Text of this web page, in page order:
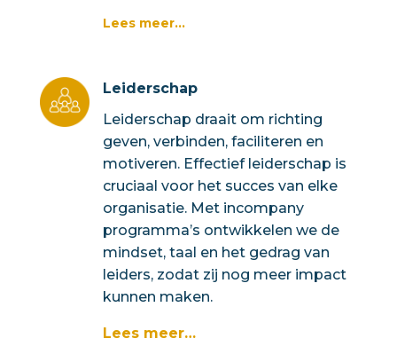
Lees meer…
Leiderschap
Leiderschap draait om richting
geven, verbinden, faciliteren en
motiveren. Effectief leiderschap is
cruciaal voor het succes van elke
organisatie. Met incompany
programma’s ontwikkelen we de
mindset, taal en het gedrag van
leiders, zodat zij nog meer impact
kunnen maken.
Lees meer…